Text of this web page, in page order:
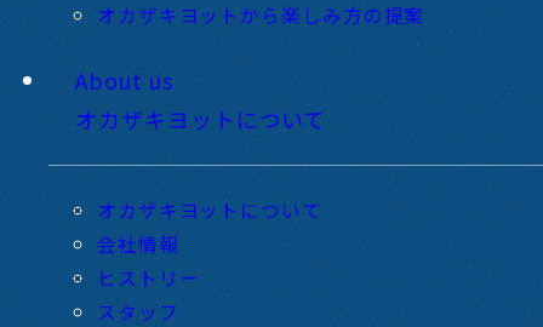
オカザキヨットから楽しみ方の提案
About us
オカザキヨットについて
オカザキヨットについて
会社情報
ヒストリー
スタッフ